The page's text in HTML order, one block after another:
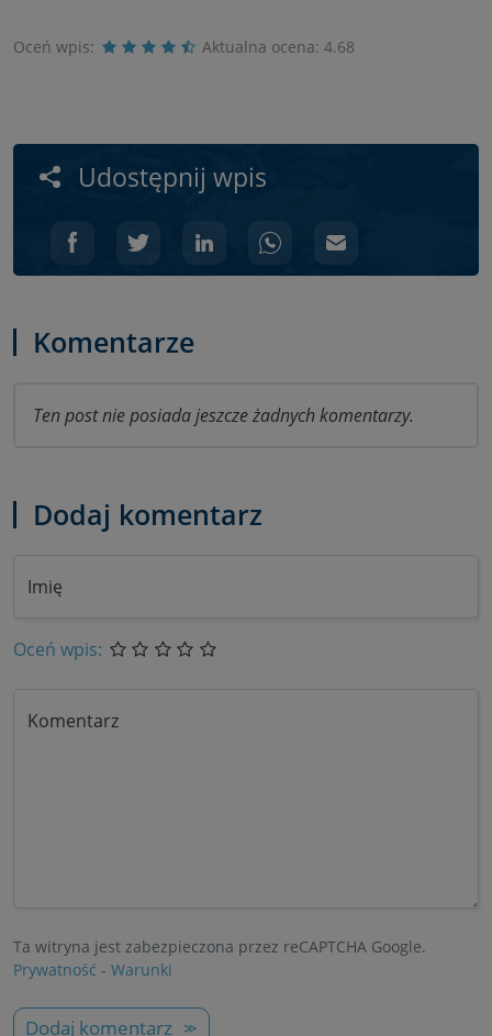
Oceń wpis: Aktualna ocena: 4.68
Udostępnij wpis
Komentarze
Ten post nie posiada jeszcze żadnych komentarzy.
Dodaj komentarz
Imię
Oceń wpis:
Komentarz
Ta witryna jest zabezpieczona przez reCAPTCHA Google.
Prywatność - Warunki
Dodaj komentarz